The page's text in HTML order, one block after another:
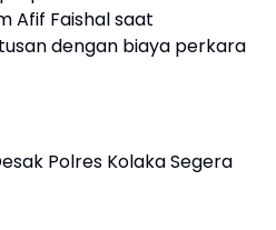
Afif Faishal saat
dengan biaya perkara
Polres Kolaka Segera